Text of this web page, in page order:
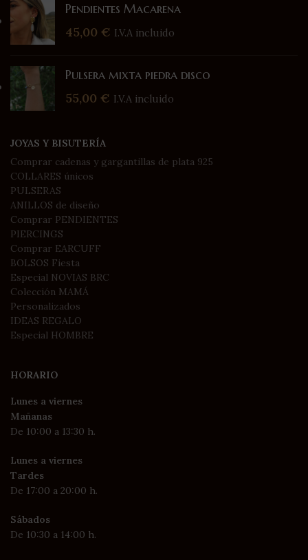
Pendientes Macarena
45,00 € I.V.A incluido
Pulsera mixta piedra disco
55,00 € I.V.A incluido
JOYAS Y BISUTERÍA
Comprar cadenas y gargantillas de plata 925
COLLARES únicos
PULSERAS
ANILLOS de diseño
Comprar PENDIENTES
PIERCINGS
Comprar EARCUFF
BOLSOS Fiesta
Especial NOVIAS BRC
Colección MAMÁ
Personalizados
IDEAS REGALO
Especial HOMBRE
HORARIO
Lunes a viernes
Mañanas
De 10:00 a 13:30 h.
Lunes a viernes
Tardes
De 17:00 a 20:00 h.
Sábados
De 10:30 a 14:00 h.